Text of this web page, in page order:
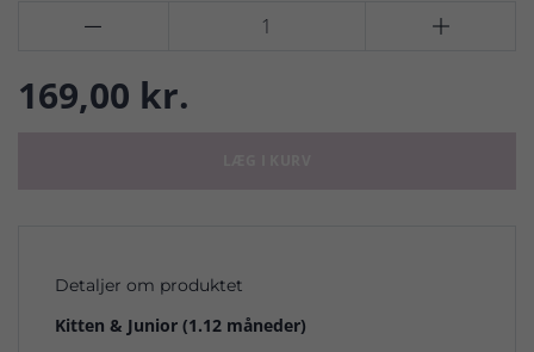
 
169,00 kr.
Detaljer om produktet
Kitten & Junior (1.12 måneder)